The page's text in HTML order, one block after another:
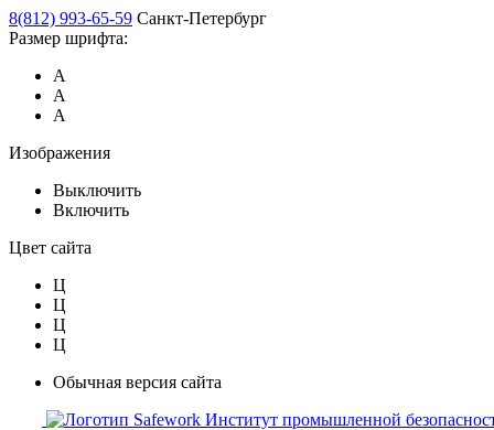
8(812) 993-65-59 Санкт-Петербург
Размер шрифта:
А
А
А
Изображения
Выключить
Включить
Цвет сайта
Ц
Ц
Ц
Ц
Обычная версия сайта
Safework Институт промышленной